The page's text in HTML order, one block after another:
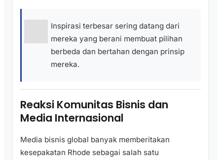
Inspirasi terbesar sering datang dari
mereka yang berani membuat pilihan
berbeda dan bertahan dengan prinsip
mereka.
Reaksi Komunitas Bisnis dan
Media Internasional
Media bisnis global banyak memberitakan
kesepakatan Rhode sebagai salah satu